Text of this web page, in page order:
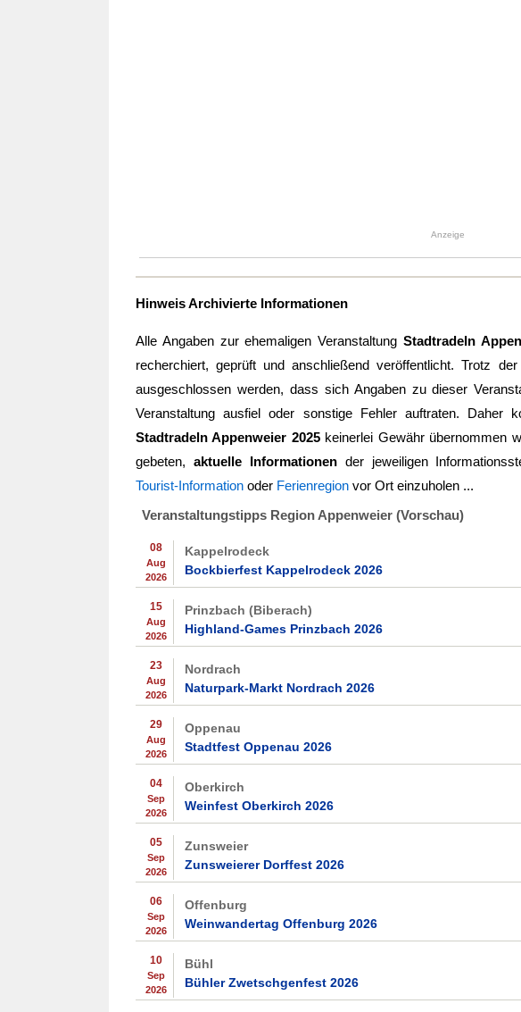
Anzeige
Hinweis Archivierte Informationen
Alle Angaben zur ehemaligen Veranstaltung Stadtradeln
recherchiert, geprüft und anschließend veröffentlicht. Trotz
ausgeschlossen werden, dass sich Angaben zu dieser
Veranstaltung ausfiel oder sonstige Fehler auftraten. Daher
Stadtradeln Appenweier 2025keinerlei Gewähr übernommen
gebeten, aktuelle Informationender jeweiligen
Tourist-Information oder Ferienregion vor Ort einzuholen ...
Veranstaltungstipps Region Appenweier (Vorschau)
08
Aug
2026
Kappelrodeck
Bockbierfest Kappelrodeck 2026
15
Aug
2026
Prinzbach (Biberach)
Highland-Games Prinzbach 2026
23
Aug
2026
Nordrach
Naturpark-Markt Nordrach 2026
29
Aug
2026
Oppenau
Stadtfest Oppenau 2026
04
Sep
2026
Oberkirch
Weinfest Oberkirch 2026
05
Sep
2026
Zunsweier
Zunsweierer Dorffest 2026
06
Sep
2026
Offenburg
Weinwandertag Offenburg 2026
10
Sep
2026
Bühl
Bühler Zwetschgenfest 2026